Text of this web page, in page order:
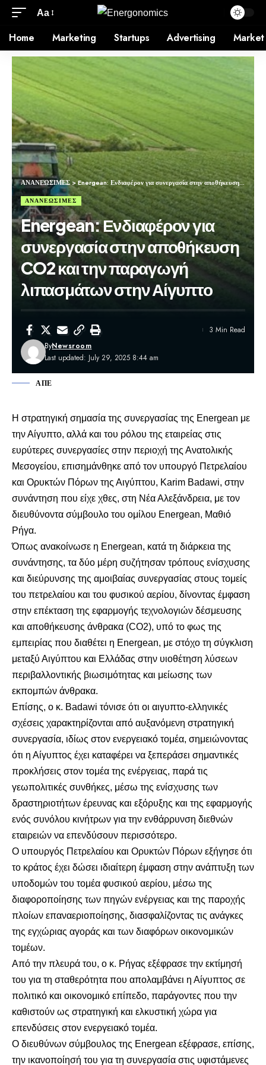
Aa
Home Marketing Startups Advertising Market
ΑΝΑΝΕΩΣΙΜΕΣ>Energean: Ενδιαφέρον για συνεργασία στην αποθήκευση CO2 και την παραγωγή λιπασμάτων στην Αίγυπτο
ΑΝΑΝΕΩΣΙΜΕΣ
Energean: Ενδιαφέρον για
συνεργασία στην αποθήκευση
CO2 και την παραγωγή
λιπασμάτων στην Αίγυπτο
Last updated: July 29, 2025 8:44 am
ByNewsroom
3 Min Read
ΑΠΕ
Η στρατηγική σημασία της συνεργασίας της Energean με
την Αίγυπτο, αλλά και του ρόλου της εταιρείας στις
ευρύτερες συνεργασίες στην περιοχή της Ανατολικής
Μεσογείου, επισημάνθηκε από τον υπουργό Πετρελαίου
και Ορυκτών Πόρων της Αιγύπτου, Karim Badawi, στην
συνάντηση που είχε χθες, στη Νέα Αλεξάνδρεια, με τον
διευθύνοντα σύμβουλο του ομίλου Energean, Μαθιό
Ρήγα.
Όπως ανακοίνωσε η Energean, κατά τη διάρκεια της
συνάντησης, τα δύο μέρη συζήτησαν τρόπους ενίσχυσης
και διεύρυνσης της αμοιβαίας συνεργασίας στους τομείς
του πετρελαίου και του φυσικού αερίου, δίνοντας έμφαση
στην επέκταση της εφαρμογής τεχνολογιών δέσμευσης
και αποθήκευσης άνθρακα (CO2), υπό το φως της
εμπειρίας που διαθέτει η Energean, με στόχο τη σύγκλιση
μεταξύ Αιγύπτου και Ελλάδας στην υιοθέτηση λύσεων
περιβαλλοντικής βιωσιμότητας και μείωσης των
εκπομπών άνθρακα.
Επίσης, ο κ. Badawi τόνισε ότι οι αιγυπτο-ελληνικές
σχέσεις χαρακτηρίζονται από αυξανόμενη στρατηγική
συνεργασία, ιδίως στον ενεργειακό τομέα, σημειώνοντας
ότι η Αίγυπτος έχει καταφέρει να ξεπεράσει σημαντικές
προκλήσεις στον τομέα της ενέργειας, παρά τις
γεωπολιτικές συνθήκες, μέσω της ενίσχυσης των
δραστηριοτήτων έρευνας και εξόρυξης και της εφαρμογής
ενός συνόλου κινήτρων για την ενθάρρυνση διεθνών
εταιρειών να επενδύσουν περισσότερο.
Ο υπουργός Πετρελαίου και Ορυκτών Πόρων εξήγησε ότι
το κράτος έχει δώσει ιδιαίτερη έμφαση στην ανάπτυξη των
υποδομών του τομέα φυσικού αερίου, μέσω της
διαφοροποίησης των πηγών ενέργειας και της παροχής
πλοίων επαναεριοποίησης, διασφαλίζοντας τις ανάγκες
της εγχώριας αγοράς και των διαφόρων οικονομικών
τομέων.
Από την πλευρά του, ο κ. Ρήγας εξέφρασε την εκτίμησή
του για τη σταθερότητα που απολαμβάνει η Αίγυπτος σε
πολιτικό και οικονομικό επίπεδο, παράγοντες που την
καθιστούν ως στρατηγική και ελκυστική χώρα για
επενδύσεις στον ενεργειακό τομέα.
Ο διευθύνων σύμβουλος της Energean εξέφρασε, επίσης,
την ικανοποίησή του για τη συνεργασία στις υφιστάμενες